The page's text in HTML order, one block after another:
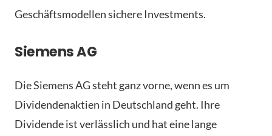
Geschäftsmodellen sichere Investments.
Siemens AG
Die Siemens AG steht ganz vorne, wenn es um
Dividendenaktien in Deutschland geht. Ihre
Dividende ist verlässlich und hat eine lange